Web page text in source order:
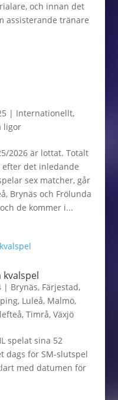
och innan det
assisterande tränare
| Internationellt,
ligor
2026 är lottat. Totalt
det inledande
sex matcher, går
Brynäs och Frölunda
de kommer i...
| Brynäs, Färjestad,
, Luleå, Malmö,
, Timrå, Växjö
spelat sina 52
dags för SM-slutspel
med datumen för